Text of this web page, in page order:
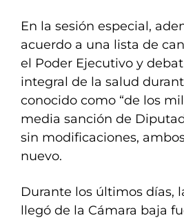
En la sesión especial,
acuerdo a una lista de
el Poder Ejecutivo y
integral de la salud
conocido como “de los
media sanción de
sin modificaciones,
nuevo.
Durante los últimos días,
llegó de la Cámara baja